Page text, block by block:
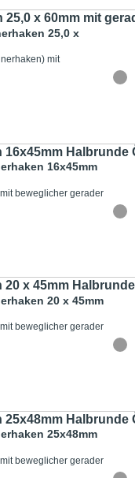
25,0 x
mit
16x45mm
beweglicher gerader
20 x 45mm
beweglicher gerader
25x48mm
beweglicher gerader